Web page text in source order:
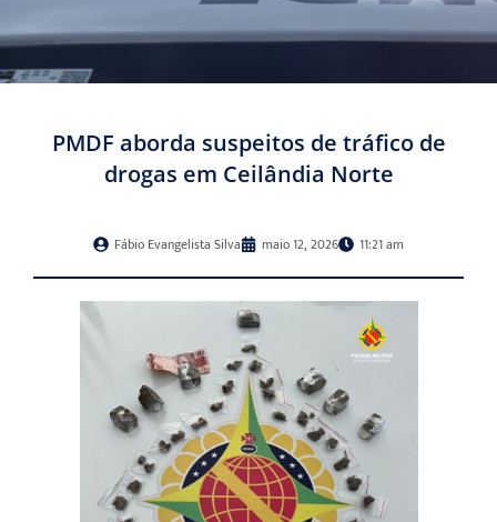
PMDF aborda suspeitos de tráfico de
drogas em Ceilândia Norte
Fábio Evangelista Silva maio 12, 2026 11:21 am